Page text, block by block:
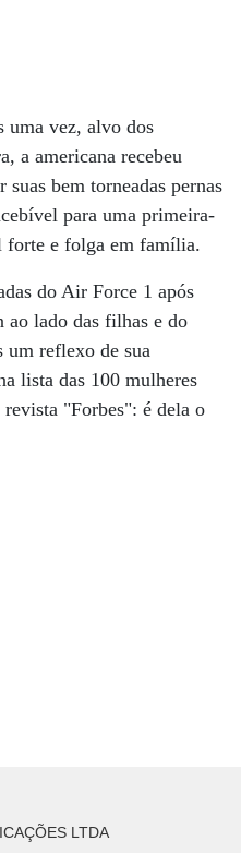
uma vez, alvo dos
a americana recebeu
bem torneadas pernas
para uma primeira-
forte e folga em família.
do Air Force 1 após
ao lado das filhas e do
um reflexo de sua
lista das 100 mulheres
"Forbes": é dela o
LTDA